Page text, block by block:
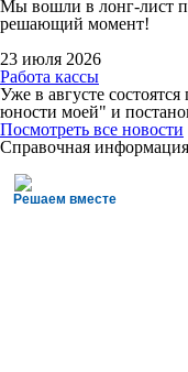
Мы вошли в лонг-лист
решающий момент!
23 июля 2026
Работа кассы
Уже в августе
юности моей" и
Посмотреть все новости
Справочная
Решаем вместе